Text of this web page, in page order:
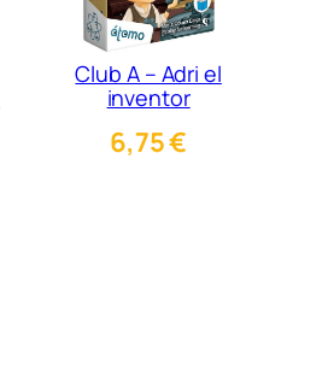
Club A – Adri el
inventor
6,75€